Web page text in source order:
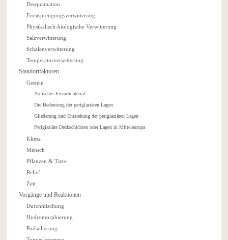
Desquamation
Frostsprengungsverwitterung
Physikalisch-biologische Verwitterung
Salzverwitterung
Schalenverwitterung
Temperaturverwitterung
Standortfaktoren
Gestein
Äolisches Fremdmaterial
Die Bedeutung der periglaziären Lagen
Gliederung und Entstehung der periglaziären Lagen
Periglaziäre Deckschichten oder Lagen in Mitteleuropa
Klima
Mensch
Pflanzen & Tiere
Relief
Zeit
Vorgänge und Reaktionen
Durchmischung
Hydromorphierung
Podsolierung